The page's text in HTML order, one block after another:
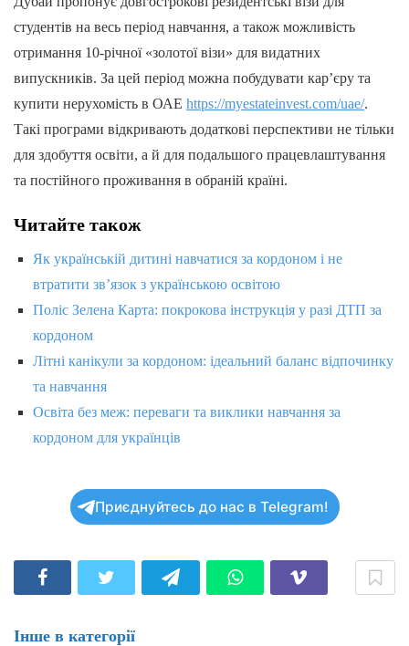
студентів на весь період навчання, а також можливість
отримання 10-річної «золотої візи» для видатних
випускників. За цей період можна побудувати кар’єру та
купити нерухомість в ОАЕ https://myestateinvest.com/uae/.
Такі програми відкривають додаткові перспективи не тільки
для здобуття освіти, а й для подальшого працевлаштування
та постійного проживання в обраній країні.
Читайте також
Як українській дитині навчатися за кордоном і не
втратити зв’язок з українською освітою
Поліс Зелена Карта: покрокова інструкція у разі ДТП за
кордоном
Літні канікули за кордоном: ідеальний баланс відпочинку
та навчання
Освіта без меж: переваги та виклики навчання за
кордоном для українців
Приєднуйтесь до нас в Telegram!
Інше в категорії